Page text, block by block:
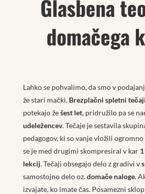
Glasbena
domačega
Lahko se pohvalimo, da smo v
že stari mački. Brezplačni spletni
potekajo žešest let, pridružilo pa se
udeležencev. Tečaje je sestavila
pedagogov, ki so vanje vložili
se je med drugimi skompresiral v kar
lekcij. Tečaji obsegajo delo z gradivi v
samostojno delo oz.domače naloge.
izvajate, ko imate čas. Posamezni